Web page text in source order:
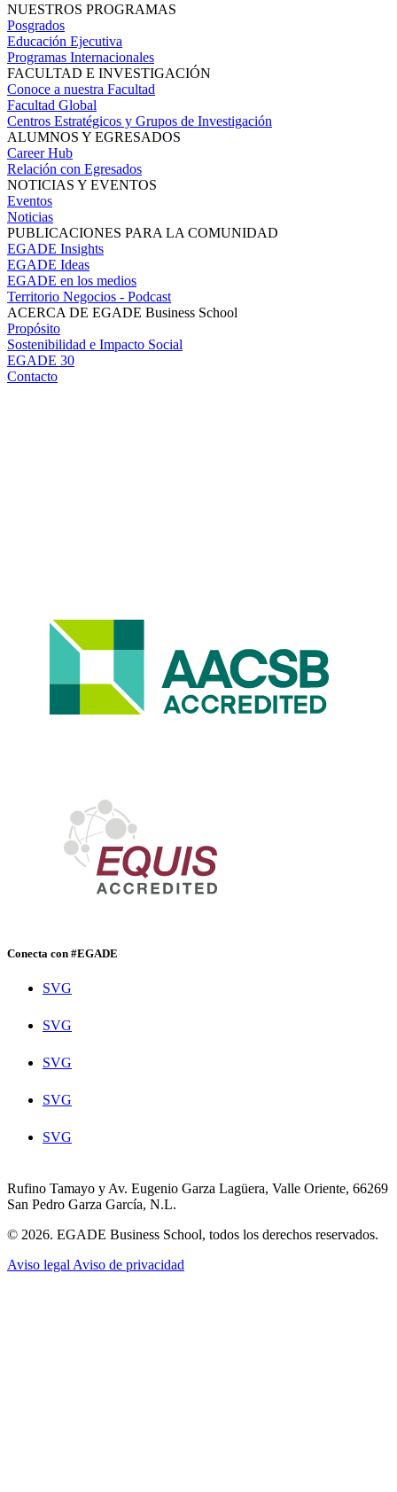
NUESTROS PROGRAMAS
Posgrados
Educación Ejecutiva
Programas Internacionales
FACULTAD E INVESTIGACIÓN
Conoce a nuestra Facultad
Facultad Global
Centros Estratégicos y Grupos de Investigación
ALUMNOS Y EGRESADOS
Career Hub
Relación con Egresados
NOTICIAS Y EVENTOS
Eventos
Noticias
PUBLICACIONES PARA LA COMUNIDAD
EGADE Insights
EGADE Ideas
EGADE en los medios
Territorio Negocios - Podcast
ACERCA DE EGADE Business School
Propósito
Sostenibilidad e Impacto Social
EGADE 30
Contacto
Conecta con #EGADE
SVG
SVG
SVG
SVG
SVG
Rufino Tamayo y Av. Eugenio Garza Lagüera, Valle Oriente, 66269
San Pedro Garza García, N.L.
© 2026. EGADE Business School, todos los derechos reservados.
Aviso legal Aviso de privacidad